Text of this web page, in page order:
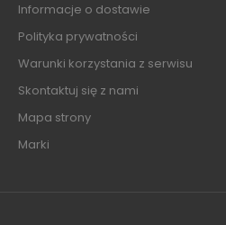
Informacje o dostawie
Polityka prywatności
Warunki korzystania z serwisu
Skontaktuj się z nami
Mapa strony
Marki